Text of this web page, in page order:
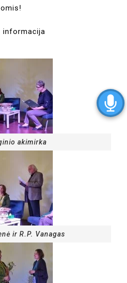
informacija
akimirka
ir R.P. Vanagas